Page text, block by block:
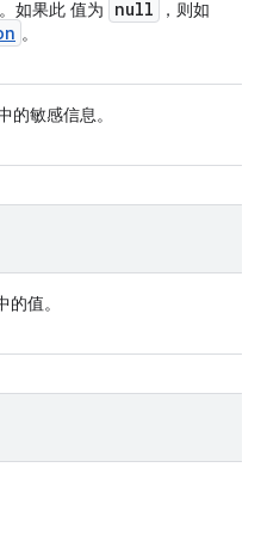
如果此 值为 null ，则如
。
的敏感信息。
值。